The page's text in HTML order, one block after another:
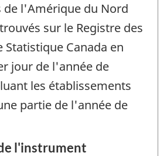
de l'Amérique du Nord
sur le Registre des
Statistique Canada en
jour de l'année de
les établissements
partie de l'année de
l'instrument